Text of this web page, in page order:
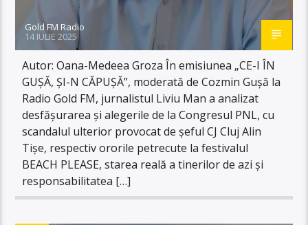
Gold FM Radio
14 IULIE 2025
Autor: Oana-Medeea Groza În emisiunea „CE-I ÎN
GUȘĂ, ȘI-N CĂPUȘĂ”, moderată de Cozmin Gușă la
Radio Gold FM, jurnalistul Liviu Man a analizat
desfășurarea și alegerile de la Congresul PNL, cu
scandalul ulterior provocat de șeful CJ Cluj Alin
Tișe, respectiv ororile petrecute la festivalul
BEACH PLEASE, starea reală a tinerilor de azi și
responsabilitatea […]